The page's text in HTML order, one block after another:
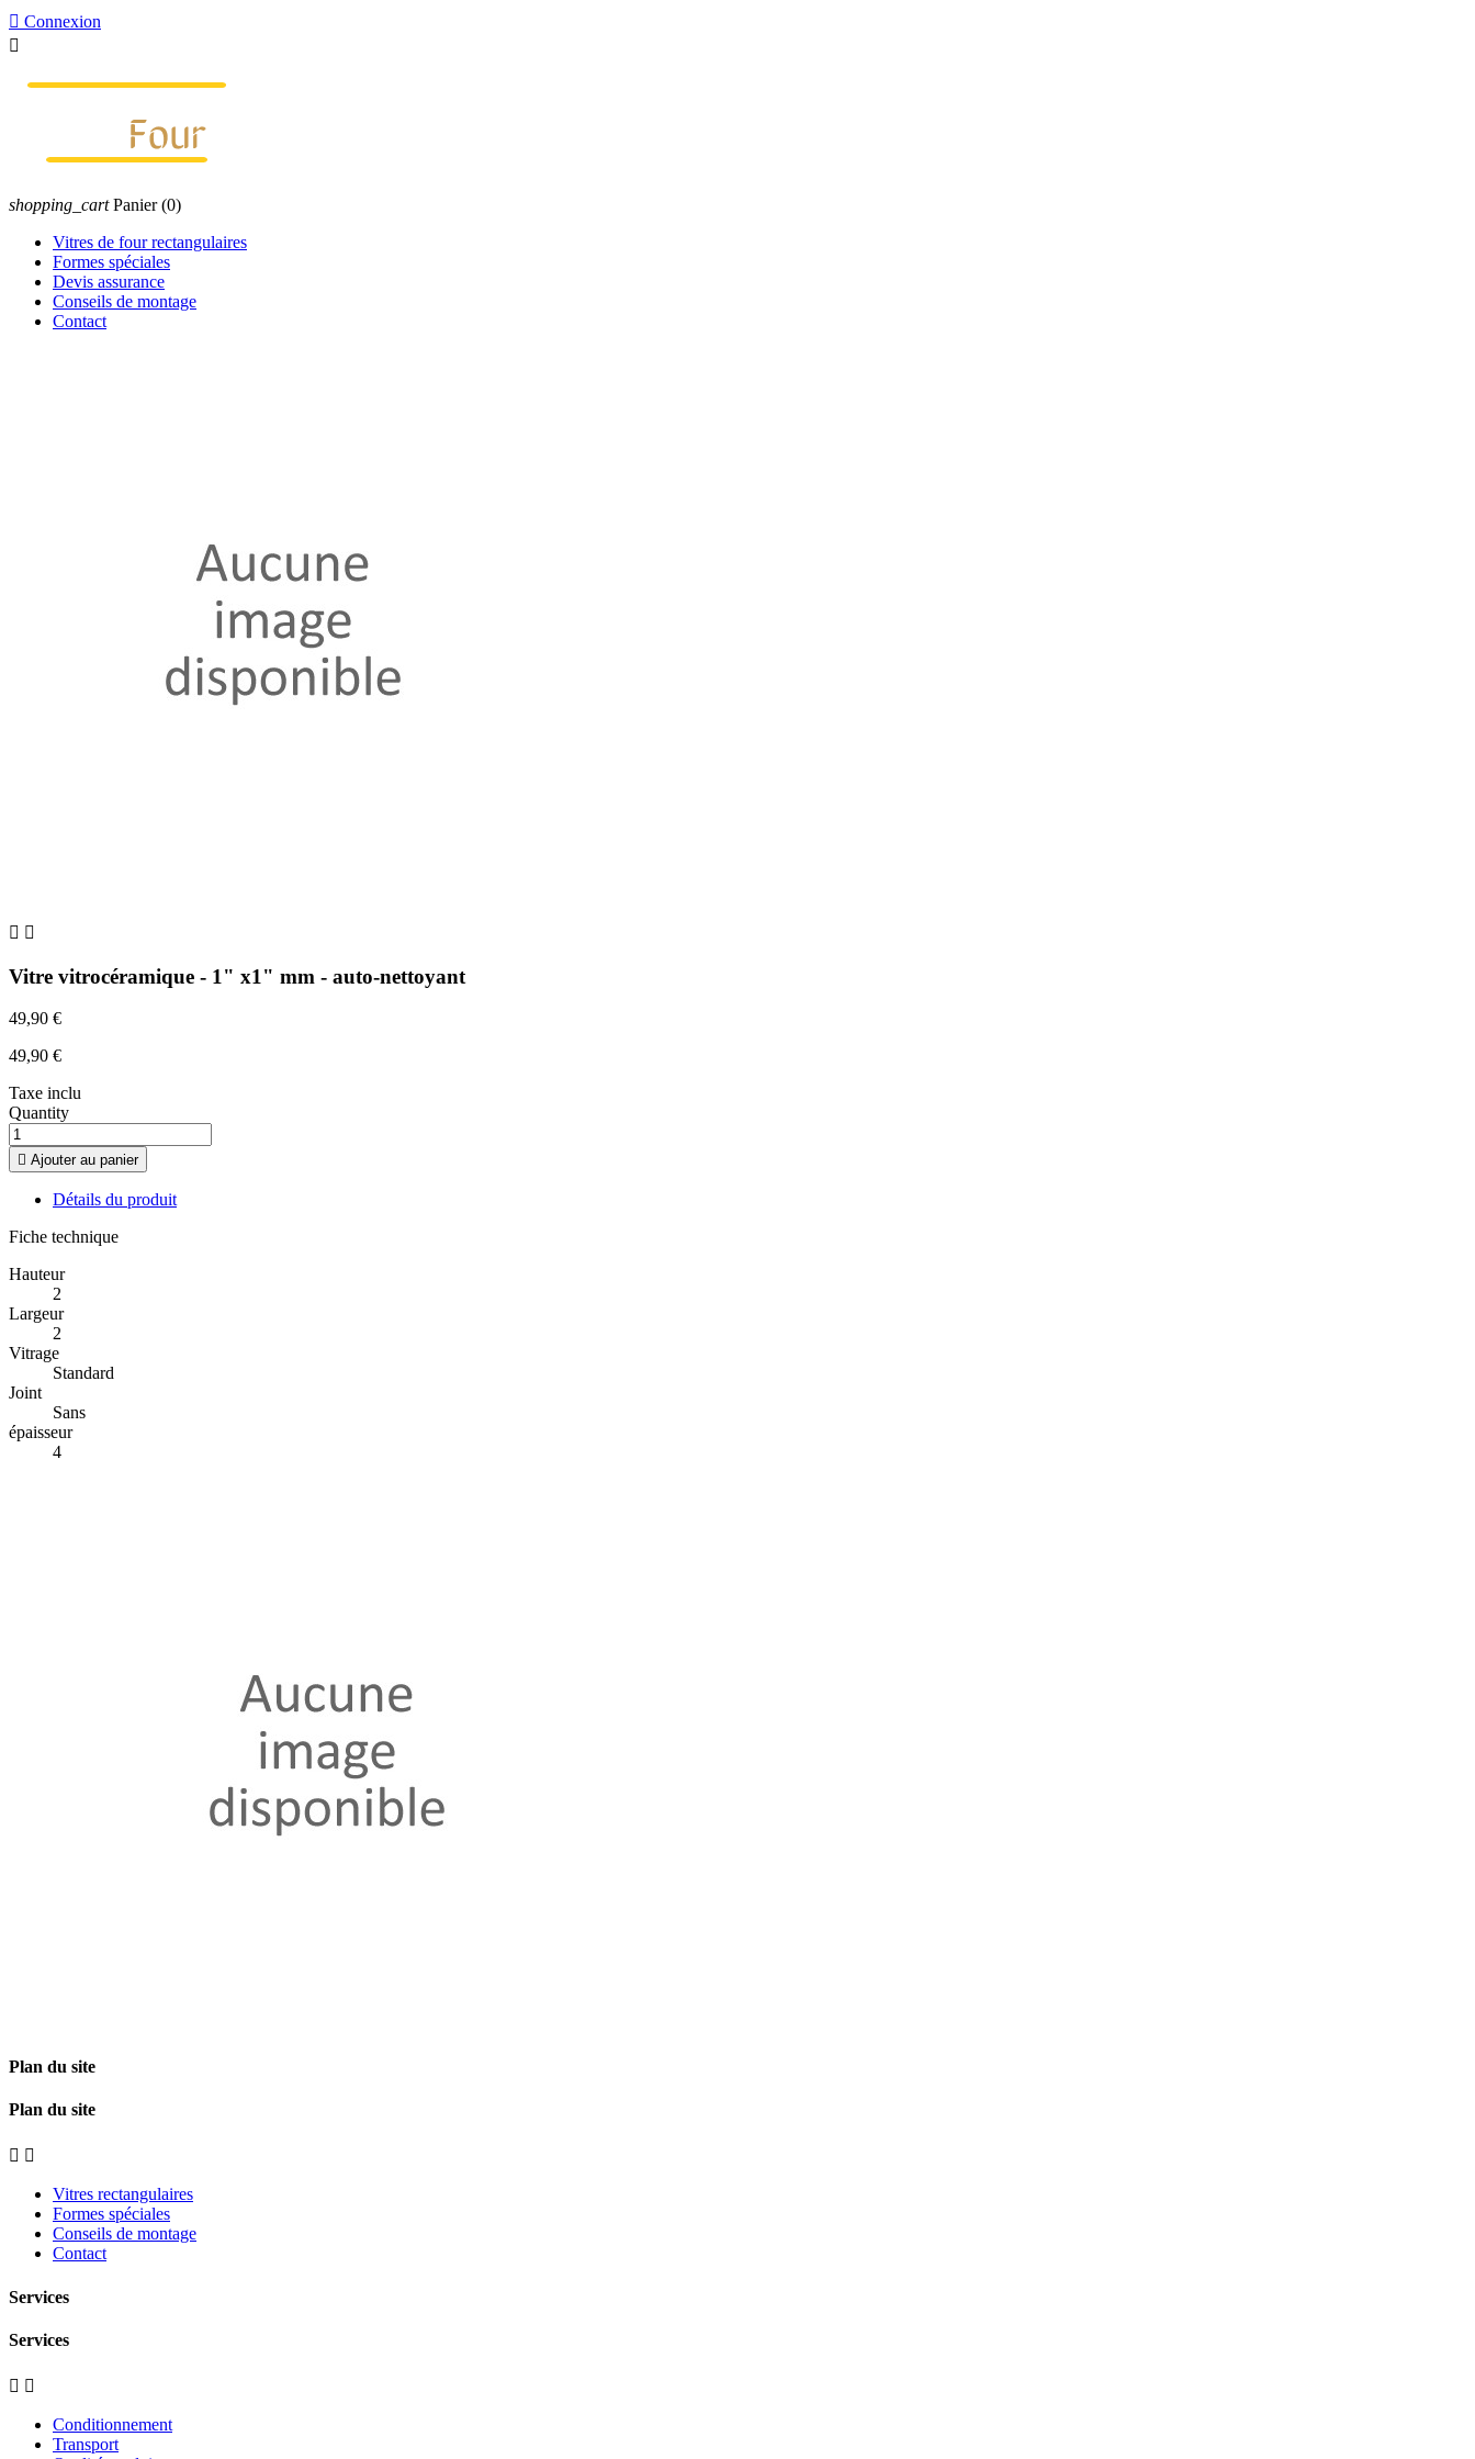
 Connexion

shopping_cart Panier (0)
Vitres de four rectangulaires
Formes spéciales
Devis assurance
Conseils de montage
Contact
 
Vitre vitrocéramique - 1" x1" mm - auto-nettoyant
49,90 €
49,90 €
Taxe inclu
Quantity
 Ajouter au panier
Détails du produit
Fiche technique
Hauteur
2
Largeur
2
Vitrage
Standard
Joint
Sans
épaisseur
4
Plan du site
Plan du site
 
Vitres rectangulaires
Formes spéciales
Conseils de montage
Contact
Services
Services
 
Conditionnement
Transport